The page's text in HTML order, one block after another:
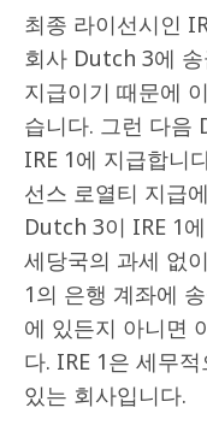
최종 라이선시인
회사 Dutch 3에
지급이기 때문에
습니다. 그런 다음
IRE 1에 지급합니
선스 로열티 지급
Dutch 3이 IRE 1
세당국의 과세 없
1의 은행 계좌에
에 있든지 아니면
다. IRE 1은 세무
있는 회사입니다.